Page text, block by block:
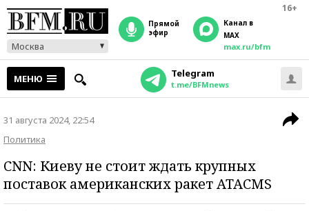
16+
Москва
прямой
эфир
Канал в
MAX
max.ru/bfm
МЕНЮ Telegram
t.me/BFMnews
31 августа 2024, 22:54
Политика
CNN: Киеву не стоит ждать крупных
поставок американских ракет ATACMS